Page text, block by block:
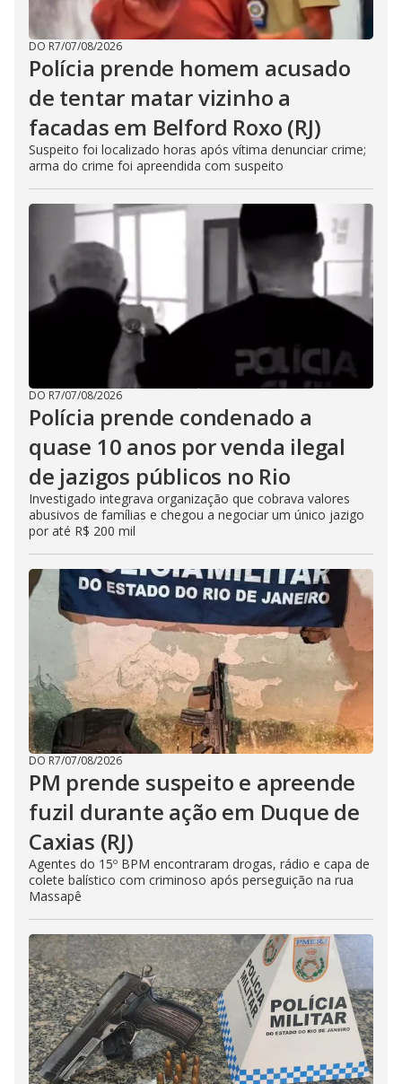
DO R7/07/08/2026
Polícia prende homem acusado
de tentar matar vizinho a
facadas em Belford Roxo (RJ)
Suspeito foi localizado horas após vítima denunciar crime;
arma do crime foi apreendida com suspeito
DO R7/07/08/2026
Polícia prende condenado a
quase 10 anos por venda ilegal
de jazigos públicos no Rio
Investigado integrava organização que cobrava valores
abusivos de famílias e chegou a negociar um único jazigo
por até R$ 200 mil
DO R7/07/08/2026
PM prende suspeito e apreende
fuzil durante ação em Duque de
Caxias (RJ)
Agentes do 15º BPM encontraram drogas, rádio e capa de
colete balístico com criminoso após perseguição na rua
Massapê